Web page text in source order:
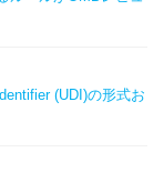
(UDI)の形式お